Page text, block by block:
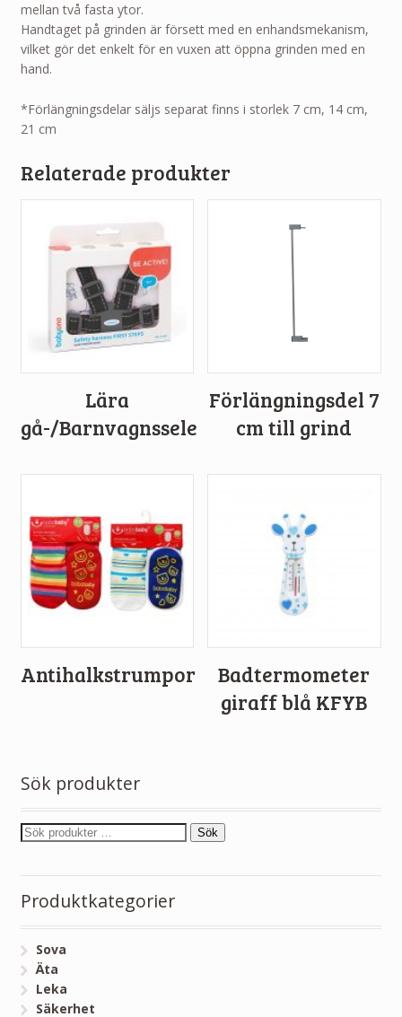
mellan två fasta ytor.
Handtaget på grinden är försett med en enhandsmekanism,
vilket gör det enkelt för en vuxen att öppna grinden med en
hand.
*Förlängningsdelar säljs separat finns i storlek 7 cm, 14 cm,
21 cm
Relaterade produkter
Lära
gå-/Barnvagnssele
Förlängningsdel 7
cm till grind
Antihalkstrumpor
Badtermometer
giraff blå KFYB
Sök produkter
Sök
Produktkategorier
Sova
Äta
Leka
Säkerhet